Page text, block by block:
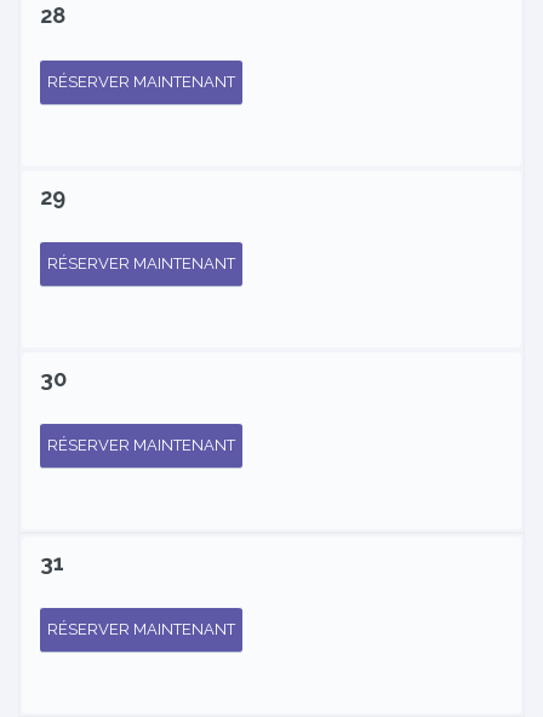
28
RÉSERVER MAINTENANT
29
RÉSERVER MAINTENANT
30
RÉSERVER MAINTENANT
31
RÉSERVER MAINTENANT